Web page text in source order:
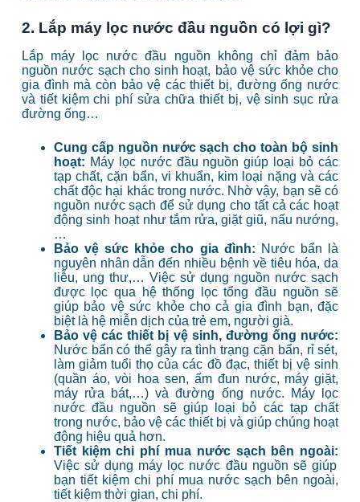
2. Lắp máy lọc nước đầu nguồn có lợi gì?
Lắp máy lọc nước đầu nguồn không chỉ đảm bảo
nguồn nước sạch cho sinh hoạt, bảo vệ sức khỏe cho
gia đình mà còn bảo vệ các thiết bị, đường ống nước
và tiết kiệm chi phí sửa chữa thiết bị, vệ sinh sục rửa
đường ống…
Cung cấp nguồn nước sạch cho toàn bộ sinh
hoạt: Máy lọc nước đầu nguồn giúp loại bỏ các
tạp chất, cặn bẩn, vi khuẩn, kim loại nặng và các
chất độc hại khác trong nước. Nhờ vậy, bạn sẽ có
nguồn nước sạch để sử dụng cho tất cả các hoạt
động sinh hoạt như tắm rửa, giặt giũ, nấu nướng,
…
Bảo vệ sức khỏe cho gia đình: Nước bẩn là
nguyên nhân dẫn đến nhiều bệnh về tiêu hóa, da
liễu, ung thư,… Việc sử dụng nguồn nước sạch
được lọc qua hệ thống lọc tổng đầu nguồn sẽ
giúp bảo vệ sức khỏe cho cả gia đình bạn, đặc
biệt là hệ miễn dịch của trẻ em, người già.
Bảo vệ các thiết bị vệ sinh, đường ống nước:
Nước bẩn có thể gây ra tình trạng cặn bẩn, rỉ sét,
làm giảm tuổi thọ của các đồ đạc, thiết bị vệ sinh
(quần áo, vòi hoa sen, ấm đun nước, máy giặt,
máy rửa bát,…) và đường ống nước. Máy lọc
nước đầu nguồn sẽ giúp loại bỏ các tạp chất
trong nước, bảo vệ các thiết bị và giúp chúng hoạt
động hiệu quả hơn.
Tiết kiệm chi phí mua nước sạch bên ngoài:
Việc sử dụng máy lọc nước đầu nguồn sẽ giúp
bạn tiết kiệm chi phí mua nước sạch bên ngoài,
tiết kiệm thời gian, chi phí.